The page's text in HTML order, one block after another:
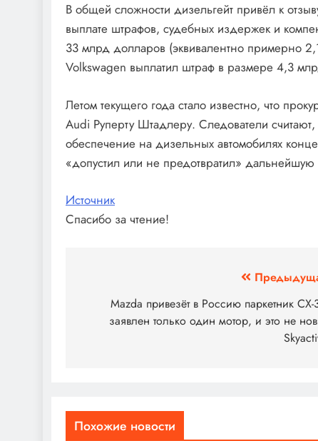
В общей сложности дизельгейт привёл к
выплате штрафов, судебных издержек и
33 млрд долларов (эквивалентно примерно
Volkswagen выплатил штраф в размере 4,3
Летом текущего года стало известно, что
Audi Руперту Штадлеру. Следователи
обеспечение на дизельных автомобилях
«допустил или не предотвратил»
Источник
Спасибо за чтение!
записям
Mazda привезёт в Россию паркетник
заявлен только один мотор, и это не
Похожие новости